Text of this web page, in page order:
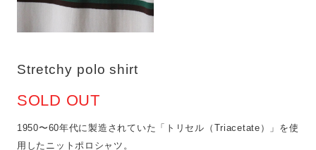
Stretchy polo shirt
SOLD OUT
1950〜60年代に製造されていた「トリセル（Triacetate）」を使
用したニットポロシャツ。